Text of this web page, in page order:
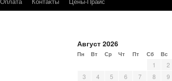
Август 2026
Пн Вт Ср Чт Пт Сб Вс
1
2
3
4 5 6 7 8
9